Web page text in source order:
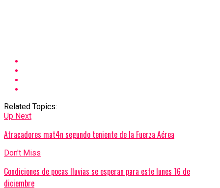
Related Topics:
Up Next
Atracadores mat4n segundo teniente de la Fuerza Aérea
Don't Miss
Condiciones de pocas lluvias se esperan para este lunes 16 de
diciembre